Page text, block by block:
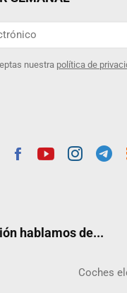
nuestra política de
hablamos de...
Coches